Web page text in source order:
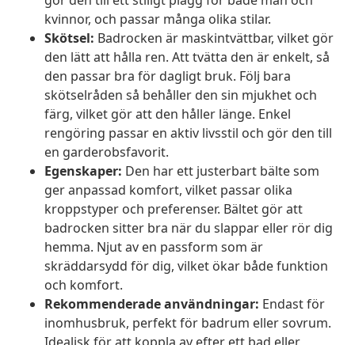
kvinnor, och passar många olika stilar.
Skötsel: Badrocken är maskintvättbar, vilket gör
den lätt att hålla ren. Att tvätta den är enkelt, så
den passar bra för dagligt bruk. Följ bara
skötselråden så behåller den sin mjukhet och
färg, vilket gör att den håller länge. Enkel
rengöring passar en aktiv livsstil och gör den till
en garderobsfavorit.
Egenskaper: Den har ett justerbart bälte som
ger anpassad komfort, vilket passar olika
kroppstyper och preferenser. Bältet gör att
badrocken sitter bra när du slappar eller rör dig
hemma. Njut av en passform som är
skräddarsydd för dig, vilket ökar både funktion
och komfort.
Rekommenderade användningar: Endast för
inomhusbruk, perfekt för badrum eller sovrum.